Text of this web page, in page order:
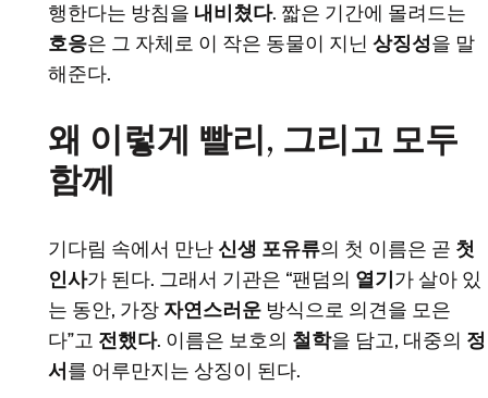
행한다는 방침을 내비쳤다. 짧은 기간에 몰려드는
호응은 그 자체로 이 작은 동물이 지닌 상징성을 말
해준다.
왜 이렇게 빨리, 그리고 모두
함께
기다림 속에서 만난 신생 포유류의 첫 이름은 곧 첫
인사가 된다. 그래서 기관은 “팬덤의 열기 가 살아 있
는 동안, 가장 자연스러운 방식으로 의견을 모은
다”고 전했다. 이름은 보호의 철학을 담고, 대중의 정
서 를 어루만지는 상징이 된다.